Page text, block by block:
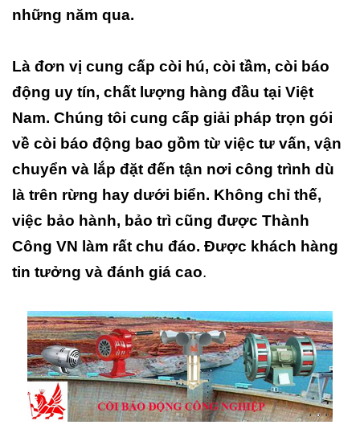
những năm qua.
Là đơn vị cung cấp còi hú, còi tầm, còi báo
động uy tín, chất lượng hàng đầu tại Việt
Nam. Chúng tôi cung cấp giải pháp trọn gói
về còi báo động bao gồm từ việc tư vấn, vận
chuyển và lắp đặt đến tận nơi công trình dù
là trên rừng hay dưới biển. Không chỉ thế,
việc bảo hành, bảo trì cũng được Thành
Công VN làm rất chu đáo. Được khách hàng
tin tưởng và đánh giá cao.